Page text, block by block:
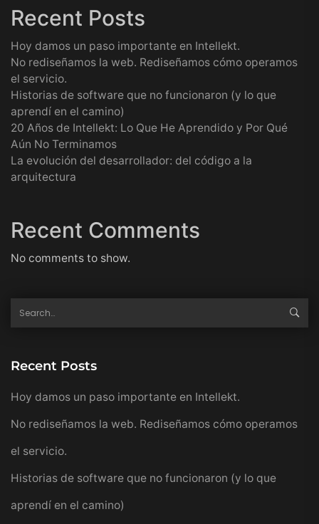
Recent Posts
Hoy damos un paso importante en Intellekt.
No rediseñamos la web. Rediseñamos cómo operamos
el servicio.
Historias de software que no funcionaron (y lo que
aprendí en el camino)
20 Años de Intellekt: Lo Que He Aprendido y Por Qué
Aún No Terminamos
La evolución del desarrollador: del código a la
arquitectura
Recent Comments
No comments to show.
Recent Posts
Hoy damos un paso importante en Intellekt.
No rediseñamos la web. Rediseñamos cómo operamos
el servicio.
Historias de software que no funcionaron (y lo que
aprendí en el camino)